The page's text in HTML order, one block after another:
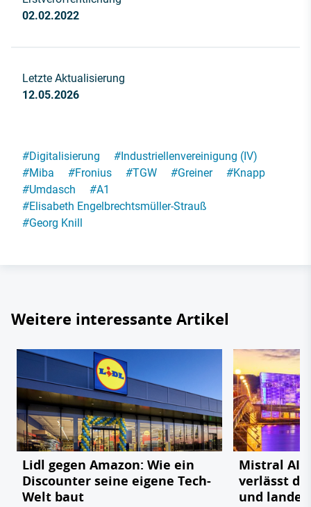
02.02.2022
Letzte Aktualisierung
12.05.2026
#Digitalisierung #Industriellenvereinigung (IV)
#Miba #Fronius #TGW #Greiner #Knapp
#Umdasch #A1
#Elisabeth Engelbrechtsmüller-Strauß
#Georg Knill
Weitere interessante Artikel
Lidl gegen Amazon: Wie ein
Discounter seine eigene Tech-
Welt baut
Mistral AI:
verlässt
und landet